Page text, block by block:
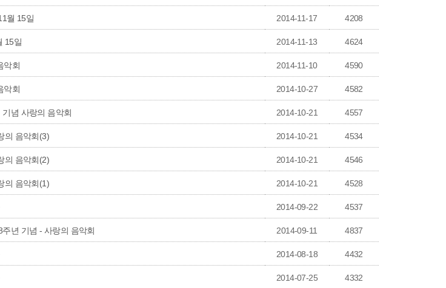
월 15일 2014-11-17 4208
15일 2014-11-13 4624
악회 2014-11-10 4590
악회 2014-10-27 4582
념 사랑의 음악회 2014-10-21 4557
의 음악회(3) 2014-10-21 4534
의 음악회(2) 2014-10-21 4546
의 음악회(1) 2014-10-21 4528
2014-09-22 4537
년 기념 - 사랑의 음악회 2014-09-11 4837
2014-08-18 4432
2014-07-25 4332